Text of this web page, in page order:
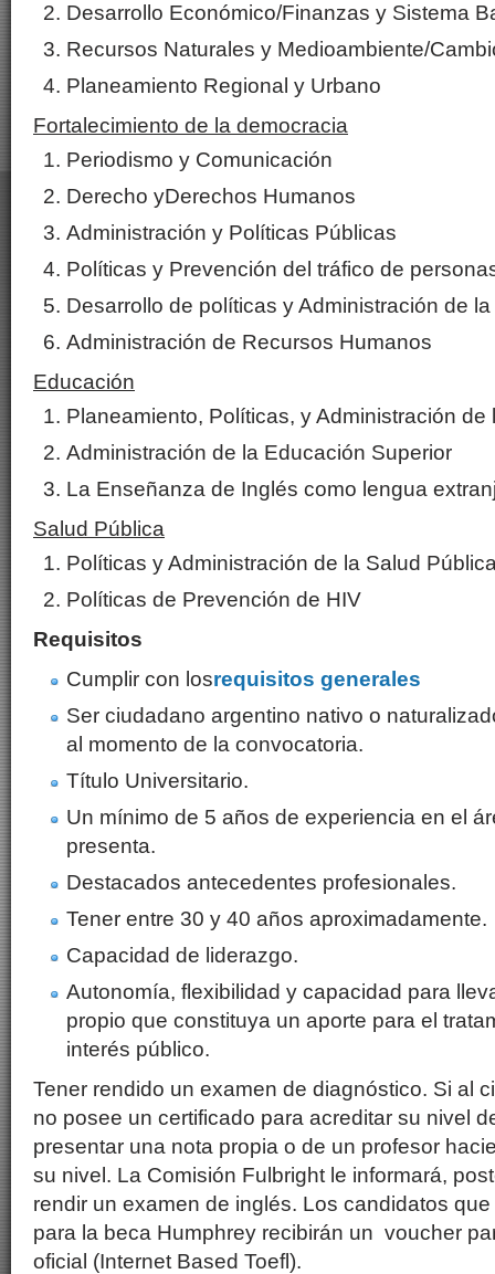
Desarrollo Económico/Finanzas y Sistema
Recursos Naturales y Medioambiente/
Planeamiento Regional y Urbano
Fortalecimiento de la democracia
Periodismo y Comunicación
Derecho yDerechos Humanos
Administración y Políticas Públicas
Políticas y Prevención del tráfico de
Desarrollo de políticas y Administración de
Administración de Recursos Humanos
Educación
Planeamiento, Políticas, y Administración de
Administración de la Educación Superior
La Enseñanza de Inglés como lengua
Salud Pública
Políticas y Administración de la Salud
Políticas de Prevención de HIV
Requisitos
Cumplir con losrequisitos generales
Ser ciudadano argentino nativo o
al momento de la convocatoria.
Título Universitario.
Un mínimo de 5 años de experiencia en el
presenta.
Destacados antecedentes profesionales.
Tener entre 30 y 40 años aproximadamente.
Capacidad de liderazgo.
Autonomía, flexibilidad y capacidad para
propio que constituya un aporte para el
interés público.
Tener rendido un examen de diagnóstico. Si al
no posee un certificado para acreditar su nivel
presentar una nota propia o de un profesor
su nivel. La Comisión Fulbright le informará,
rendir un examen de inglés. Los candidatos
para la beca Humphrey recibirán un voucher
oficial (Internet Based Toefl).